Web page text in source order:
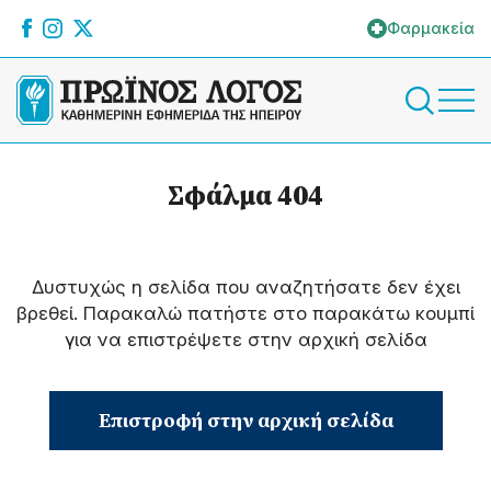
Φαρμακεία
Σφάλμα 404
Δυστυχώς η σελίδα που αναζητήσατε δεν έχει
βρεθεί. Παρακαλώ πατήστε στο παρακάτω κουμπί
για να επιστρέψετε στην αρχική σελίδα
Επιστροφή στην αρχική σελίδα